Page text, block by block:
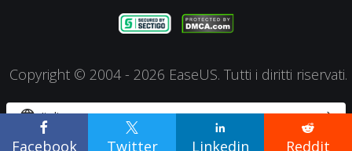

Facebook

Twitter

Linkedin

Reddit
  
Copyright © 2004 - 2026 EaseUS. Tutti i diritti riservati.
 Italiano 